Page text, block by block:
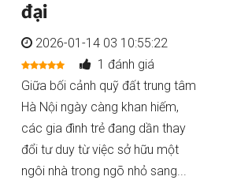
đại
2026-01-14 03 10:55:22
1 đánh giá
Giữa bối cảnh quỹ đất trung tâm
Hà Nội ngày càng khan hiếm,
các gia đình trẻ đang dần thay
đổi tư duy từ việc sở hữu một
ngôi nhà trong ngõ nhỏ sang...